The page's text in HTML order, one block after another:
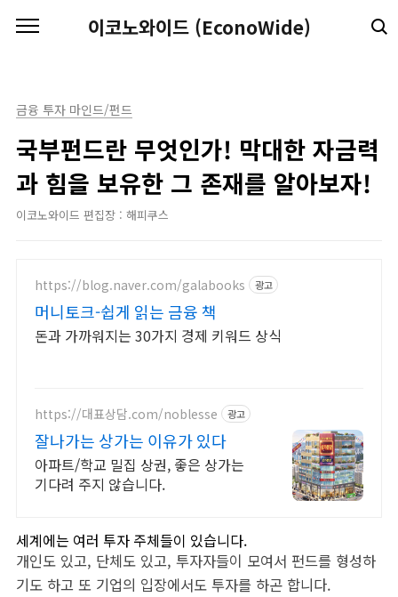
이코노와이드 (EconoWide)
금융 투자 마인드/펀드
국부펀드란 무엇인가! 막대한 자금력
과 힘을 보유한 그 존재를 알아보자!
이코노와이드 편집장 : 해피쿠스
https://blog.naver.com/galabooks 광고
머니토크-쉽게 읽는 금융 책
돈과 가까워지는 30가지 경제 키워드 상식
https://대표상담.com/noblesse 광고
잘나가는 상가는 이유가 있다
아파트/학교 밀집 상권, 좋은 상가는
기다려 주지 않습니다.
세계에는 여러 투자 주체들이 있습니다.
개인도 있고, 단체도 있고, 투자자들이 모여서 펀드를 형성하
기도 하고 또 기업의 입장에서도 투자를 하곤 합니다.